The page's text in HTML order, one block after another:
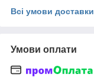
Всі умови доставки
Умови оплати